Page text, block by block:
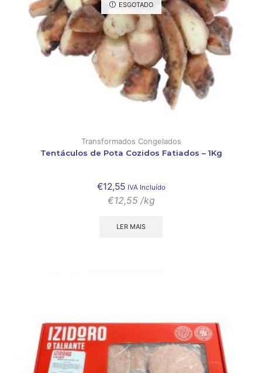
ESGOTADO
Transformados Congelados
Tentáculos de Pota Cozidos Fatiados – 1Kg
€12,55 IVA Incluído
€12,55 /kg
LER MAIS